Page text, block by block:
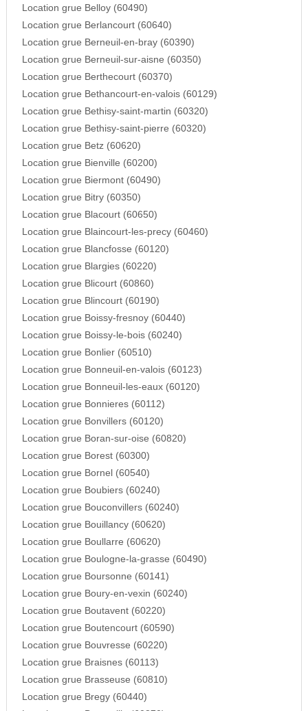
Location grue Belloy (60490)
Location grue Berlancourt (60640)
Location grue Berneuil-en-bray (60390)
Location grue Berneuil-sur-aisne (60350)
Location grue Berthecourt (60370)
Location grue Bethancourt-en-valois (60129)
Location grue Bethisy-saint-martin (60320)
Location grue Bethisy-saint-pierre (60320)
Location grue Betz (60620)
Location grue Bienville (60200)
Location grue Biermont (60490)
Location grue Bitry (60350)
Location grue Blacourt (60650)
Location grue Blaincourt-les-precy (60460)
Location grue Blancfosse (60120)
Location grue Blargies (60220)
Location grue Blicourt (60860)
Location grue Blincourt (60190)
Location grue Boissy-fresnoy (60440)
Location grue Boissy-le-bois (60240)
Location grue Bonlier (60510)
Location grue Bonneuil-en-valois (60123)
Location grue Bonneuil-les-eaux (60120)
Location grue Bonnieres (60112)
Location grue Bonvillers (60120)
Location grue Boran-sur-oise (60820)
Location grue Borest (60300)
Location grue Bornel (60540)
Location grue Boubiers (60240)
Location grue Bouconvillers (60240)
Location grue Bouillancy (60620)
Location grue Boullarre (60620)
Location grue Boulogne-la-grasse (60490)
Location grue Boursonne (60141)
Location grue Boury-en-vexin (60240)
Location grue Boutavent (60220)
Location grue Boutencourt (60590)
Location grue Bouvresse (60220)
Location grue Braisnes (60113)
Location grue Brasseuse (60810)
Location grue Bregy (60440)